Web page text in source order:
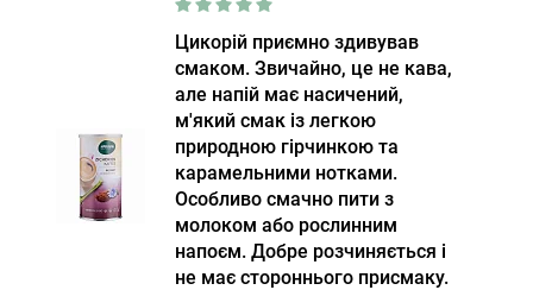
Цикорій приємно здивував
смаком. Звичайно, це не кава,
але напій має насичений,
м'який смак із легкою
природною гірчинкою та
карамельними нотками.
Особливо смачно пити з
молоком або рослинним
напоєм. Добре розчиняється і
не має стороннього присмаку.